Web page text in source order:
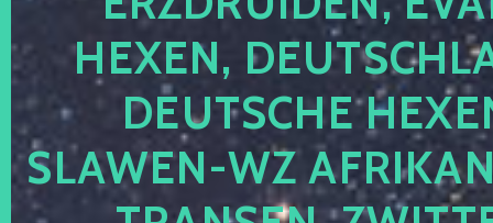
HEXEN,
DEUTSCHE
SLAWEN-WZ